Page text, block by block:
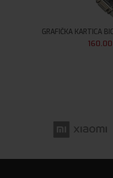
GRAFIČKA KARTICA
160.00